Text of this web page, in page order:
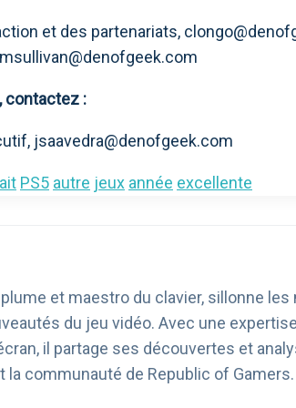
et des partenariats,
msullivan@denofgeek.com
contactez :
jsaavedra@denofgeek.com
PS5 autre jeux année excellente
et maestro du clavier, sillonne
du jeu vidéo. Avec une
il partage ses découvertes et
la communauté de Republic of Gamers.